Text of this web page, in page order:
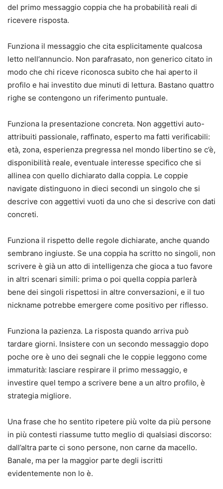
del primo messaggio coppia che ha probabilità reali di
ricevere risposta.
Funziona il messaggio che cita esplicitamente qualcosa
letto nell’annuncio. Non parafrasato, non generico citato in
modo che chi riceve riconosca subito che hai aperto il
profilo e hai investito due minuti di lettura. Bastano quattro
righe se contengono un riferimento puntuale.
Funziona la presentazione concreta. Non aggettivi auto-
attribuiti passionale, raffinato, esperto ma fatti verificabili:
età, zona, esperienza pregressa nel mondo libertino se c’è,
disponibilità reale, eventuale interesse specifico che si
allinea con quello dichiarato dalla coppia. Le coppie
navigate distinguono in dieci secondi un singolo che si
descrive con aggettivi vuoti da uno che si descrive con dati
concreti.
Funziona il rispetto delle regole dichiarate, anche quando
sembrano ingiuste. Se una coppia ha scritto no singoli, non
scrivere è già un atto di intelligenza che gioca a tuo favore
in altri scenari simili: prima o poi quella coppia parlerà
bene dei singoli rispettosi in altre conversazioni, e il tuo
nickname potrebbe emergere come positivo per riflesso.
Funziona la pazienza. La risposta quando arriva può
tardare giorni. Insistere con un secondo messaggio dopo
poche ore è uno dei segnali che le coppie leggono come
immaturità: lasciare respirare il primo messaggio, e
investire quel tempo a scrivere bene a un altro profilo, è
strategia migliore.
Una frase che ho sentito ripetere più volte da più persone
in più contesti riassume tutto meglio di qualsiasi discorso:
dall’altra parte ci sono persone, non carne da macello.
Banale, ma per la maggior parte degli iscritti
evidentemente non lo è.